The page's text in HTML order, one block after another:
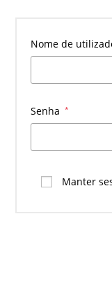
Nome de
Senha *
Manter